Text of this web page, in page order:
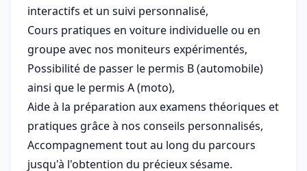
interactifs et un suivi personnalisé,
Cours pratiques en voiture individuelle ou en
groupe avec nos moniteurs expérimentés,
Possibilité de passer le permis B (automobile)
ainsi que le permis A (moto),
Aide à la préparation aux examens théoriques et
pratiques grâce à nos conseils personnalisés,
Accompagnement tout au long du parcours
jusqu'à l'obtention du précieux sésame.